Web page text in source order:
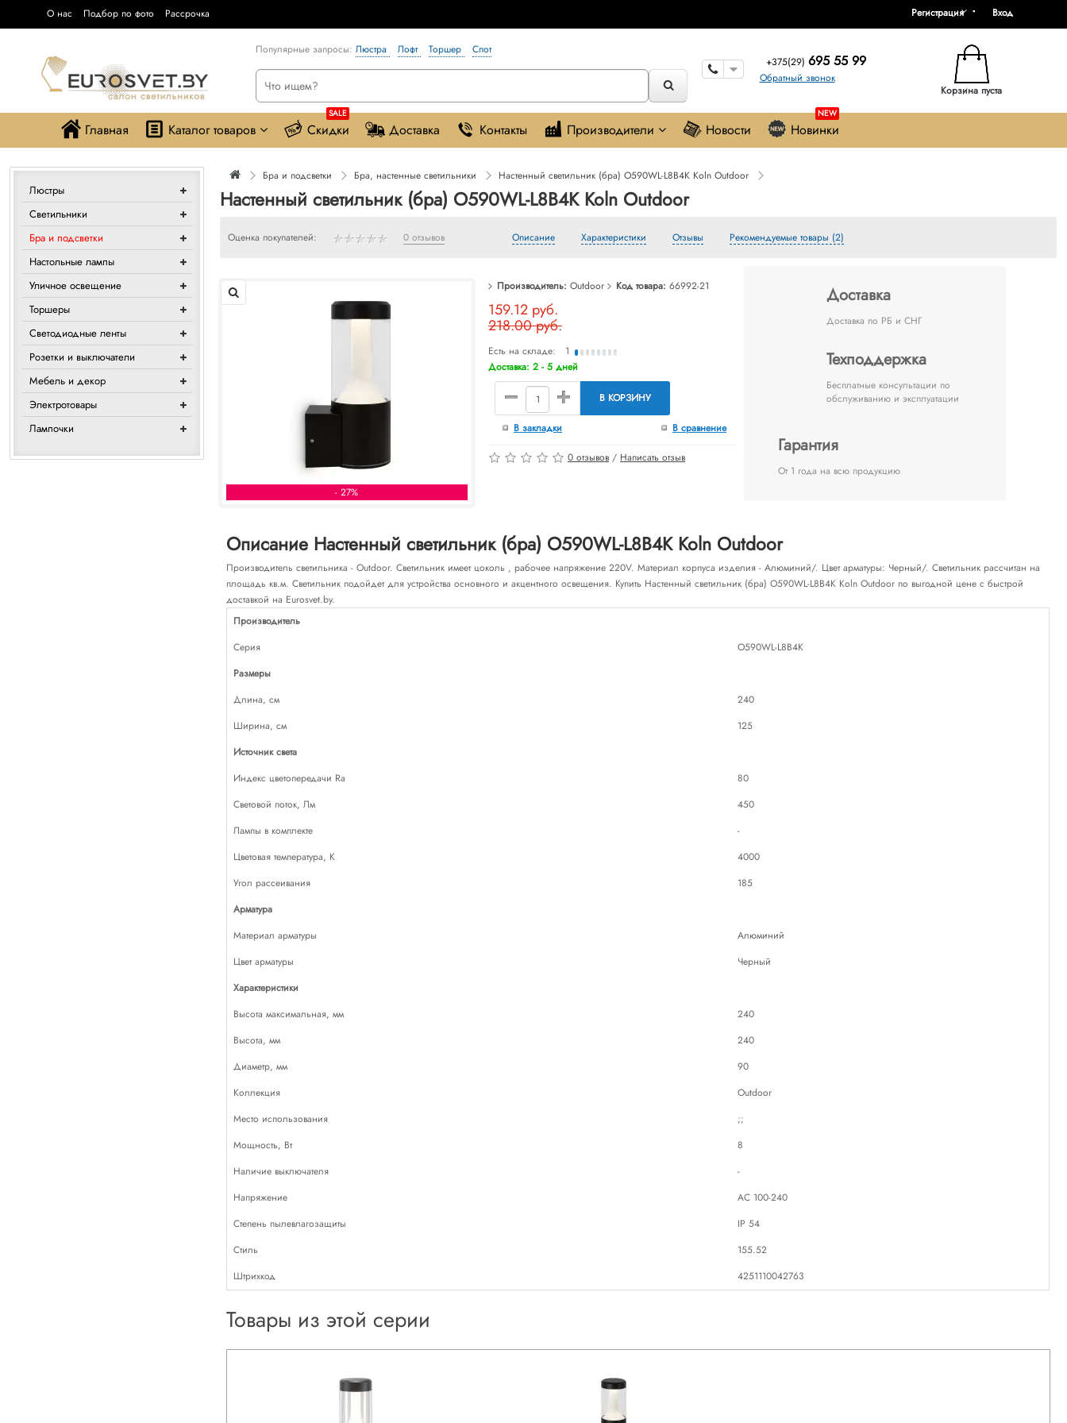
О нас Подбор по фото Рассрочка Вход
Регистрация
Корзина пуста
Популярные запросы: Люстра Лофт Торшер
Спот
+375(29) 695 55 99
Обратный звонок
Главная Каталог товаров
SALE
Скидки Доставка Контакты Производители Новости
NEW
Новинки
Люстры
Светильники
Бра и подсветки
Настольные лампы
Уличное освещение
Торшеры
Светодиодные ленты
Розетки и выключатели
Мебель и декор
Электротовары
Лампочки
Бра и подсветки Бра, настенные светильники Настенный светильник (бра) O590WL-L8B4K Koln Outdoor
Настенный светильник (бра) O590WL-L8B4K Koln Outdoor
Оценка покупателей: 0 отзывов Описание Характеристики Отзывы Рекомендуемые товары (2)
- 27%
Производитель: Outdoor Код товара: 66992-21
159.12 руб.
218.00 руб.
Есть на складе: 1
Доставка: 2 - 5 дней
В КОРЗИНУ
В закладки В сравнение
0 отзывов / Написать отзыв
Доставка
Доставка по РБ и СНГ
Техподдержка
Бесплатные консультации по
обслуживанию и эксплуатации
Гарантия
От 1 года на всю продукцию
Описание Настенный светильник (бра) O590WL-L8B4K Koln Outdoor
Производитель светильника - Outdoor. Светильник имеет цоколь , рабочее напряжение 220V. Материал корпуса изделия - Алюминий/. Цвет арматуры: Черный/. Светильник рассчитан на
площадь кв.м. Светильник подойдет для устройства основного и акцентного освещения. Купить Настенный светильник (бра) O590WL-L8B4K Koln Outdoor по выгодной цене с быстрой
доставкой на Eurosvet.by.
Производитель
Серия
O590WL-L8B4K
Размеры
Длина, см
240
Ширина, см
125
Источник света
Индекс цветопередачи Ra
80
Световой поток, Лм
450
Лампы в комплекте
-
Цветовая температура, К
4000
Угол рассеивания
185
Арматура
Материал арматуры
Алюминий
Цвет арматуры
Черный
Характеристики
Высота максимальная, мм
240
Высота, мм
240
Диаметр, мм
90
Коллекция
Outdoor
Место использования
;;
Мощность, Вт
8
Наличие выключателя
-
Напряжение
AC 100-240
Степень пылевлагозащиты
IP 54
Стиль
155.52
Штрихкод
4251110042763
Товары из этой серии